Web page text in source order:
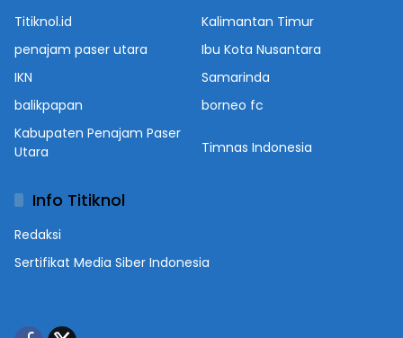
Titiknol.id
Kalimantan Timur
penajam paser utara
Ibu Kota Nusantara
IKN
Samarinda
balikpapan
borneo fc
Kabupaten Penajam Paser
Utara
Timnas Indonesia
Info Titiknol
Redaksi
Sertifikat Media Siber Indonesia